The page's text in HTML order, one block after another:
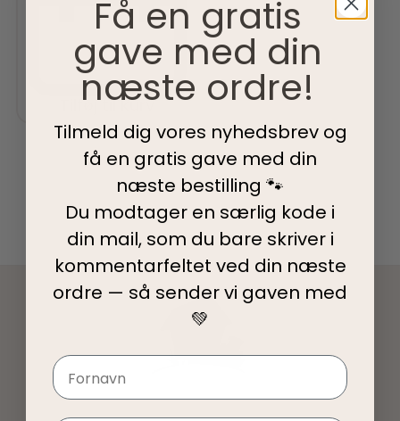
Tilføj til kurv
Få en gratis
gave med din
næste ordre!
Tilmeld dig vores nyhedsbrev og
få en gratis gave med din
næste bestilling 🐾
Du modtager en særlig kode i
din mail, som du bare skriver i
kommentarfeltet ved din næste
ordre — så sender vi gaven med
💚
Navn